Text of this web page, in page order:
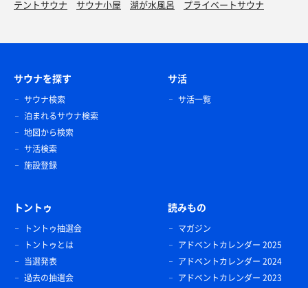
テントサウナ
サウナ小屋 湖が水風呂 プライベートサウナ
サウナを探す
サウナ検索
泊まれるサウナ検索
地図から検索
サ活検索
施設登録
サ活
サ活一覧
トントゥ
トントゥ抽選会
トントゥとは
当選発表
過去の抽選会
読みもの
マガジン
アドベントカレンダー 2025
アドベントカレンダー 2024
アドベントカレンダー 2023